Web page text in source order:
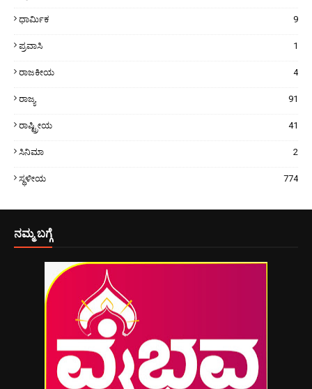
ಧಾರ್ಮಿಕ 9
ಪ್ರವಾಸಿ 1
ರಾಜಕೀಯ 4
ರಾಜ್ಯ 91
ರಾಷ್ಟ್ರೀಯ 41
ಸಿನಿಮಾ 2
ಸ್ಥಳೀಯ 774
ನಮ್ಮ ಬಗ್ಗೆ